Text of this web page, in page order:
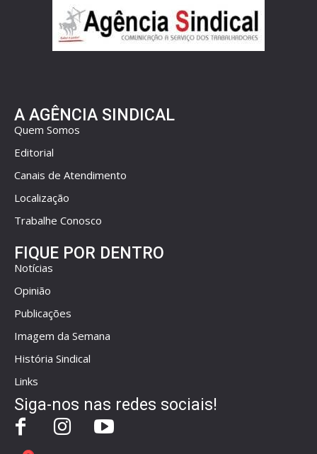
A AGÊNCIA SINDICAL
Quem Somos
Editorial
Canais de Atendimento
Localização
Trabalhe Conosco
FIQUE POR DENTRO
Notícias
Opinião
Publicações
Imagem da Semana
História Sindical
Links
Siga-nos nas redes sociais!